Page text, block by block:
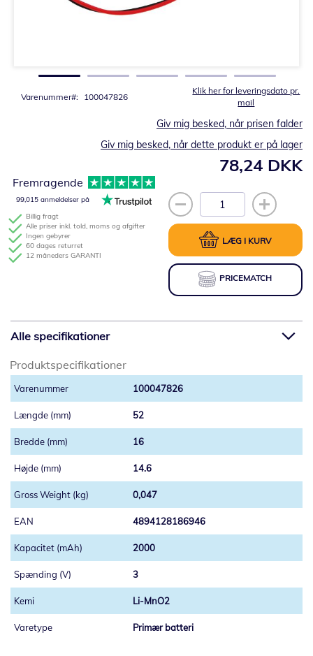
Klik her for leveringsdato pr.
mail
Varenummer 100047826
78,24 DKK
Giv mig besked, når prisen falder
Giv mig besked, når dette produkt er på lager
LÆG I KURV
PRICEMATCH
Billig fragt
Alle priser inkl. told, moms og afgifter
Ingen gebyrer
60 dages returret
12 måneders GARANTI
Fremragende
99,015 anmeldelser på
billedgalleriet
Alle specifikationer
Produktspecifikationer
100047826
52
16
14.6
0,047
4894128186946
2000
3
Li-MnO2
Primær batteri